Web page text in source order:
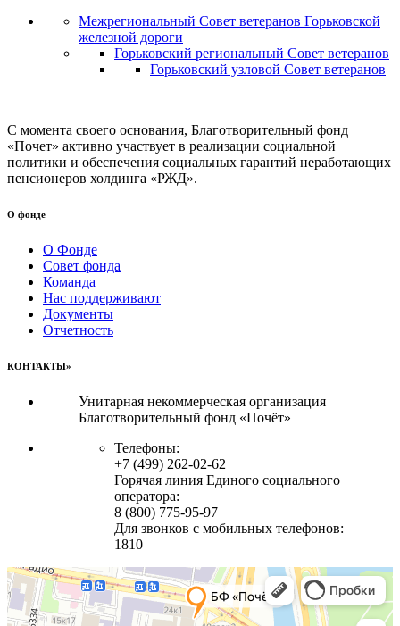
Межрегиональный Совет ветеранов Горьковской
железной дороги
Горьковский региональный Совет ветеранов
Горьковский узловой Совет ветеранов
С момента своего основания, Благотворительный фонд
«Почет» активно участвует в реализации социальной
политики и обеспечения социальных гарантий неработающих
пенсионеров холдинга «РЖД».
О фонде
О Фонде
Совет фонда
Команда
Нас поддерживают
Документы
Отчетность
КОНТАКТЫ»
Унитарная некоммерческая организация
Благотворительный фонд «Почёт»
Телефоны:
+7 (499) 262-02-62
Горячая линия Единого социального
оператора:
8 (800) 775-95-97
Для звонков с мобильных телефонов:
1810